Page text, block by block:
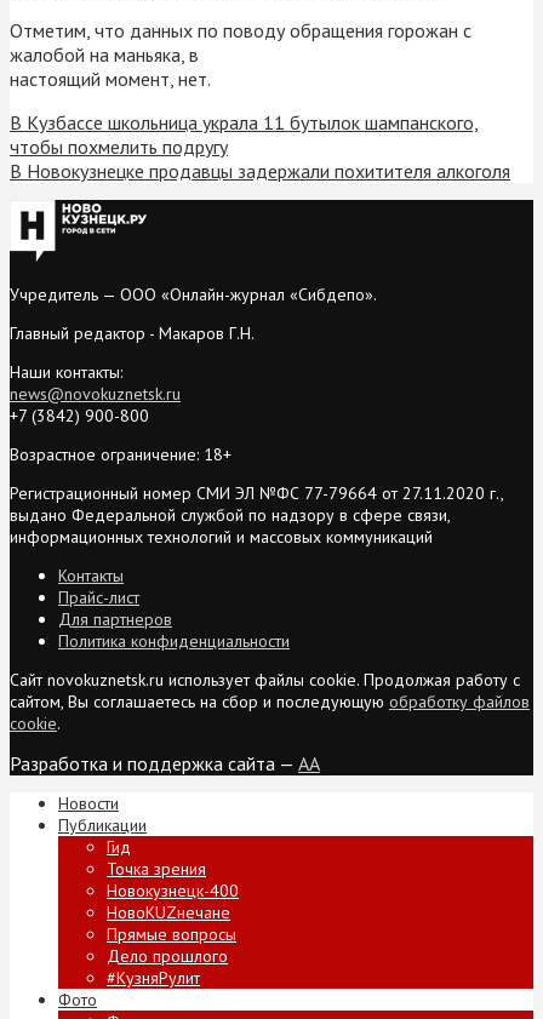
Отметим, что данных по поводу обращения горожан с
жалобой на маньяка, в
настоящий момент, нет.
В Кузбассе школьница украла 11 бутылок шампанского,
чтобы похмелить подругу
В Новокузнецке продавцы задержали похитителя алкоголя
Учредитель — ООО «Онлайн-журнал «Сибдепо».
Главный редактор - Макаров Г.Н.
Наши контакты:
news@novokuznetsk.ru
+7 (3842) 900-800
Возрастное ограничение: 18+
Регистрационный номер СМИ ЭЛ №ФС 77-79664 от 27.11.2020 г.,
выдано Федеральной службой по надзору в сфере связи,
информационных технологий и массовых коммуникаций
Контакты
Прайс-лист
Для партнеров
Политика конфиденциальности
Сайт novokuznetsk.ru использует файлы cookie. Продолжая работу с
сайтом, Вы соглашаетесь на сбор и последующую обработку файлов
cookie.
Разработка и поддержка сайта — AA
Новости
Публикации
Гид
Точка зрения
Новокузнецк-400
НовоKUZнечане
Прямые вопросы
Дело прошлого
#КузняРулит
Фото